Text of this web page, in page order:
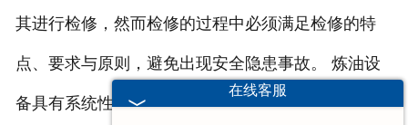
其进行检修，然而检修的过程中必须满足检修的特
点、要求与原则，避免出现安全隐患事故。 炼油设
备具有系统性、复杂性、规范性以及可靠性的特点，
在线客服